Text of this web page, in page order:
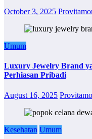
October 3, 2025
Umum
Luxury Jewelry Brand
Perhiasan Pribadi
August 16, 2025
Kesehatan Umum